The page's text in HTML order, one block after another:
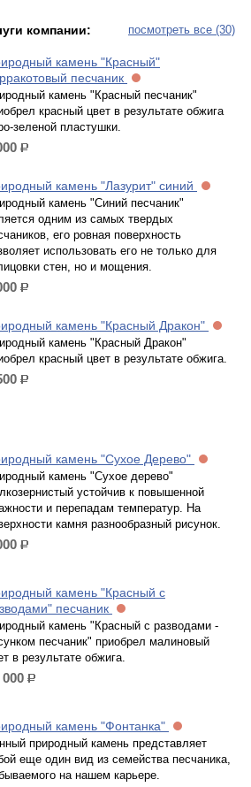
посмотреть все (30)
компании:
камень "Красный"
песчаник
камень "Красный песчаник"
красный цвет в результате обжига
зеленой пластушки.
р.
камень "Лазурит" синий
камень "Синий песчаник"
одним из самых твердых
его ровная поверхность
использовать его не только для
стен, но и мощения.
р.
камень "Красный Дракон"
камень "Красный Дракон"
красный цвет в результате обжига.
р.
камень "Сухое Дерево"
камень "Сухое дерево"
устойчив к повышенной
и перепадам температур. На
камня разнообразный рисунок.
р.
камень "Красный с
песчаник
камень "Красный с разводами -
песчаник" приобрел малиновый
в результате обжига.
000 р.
камень "Фонтанка"
природный камень представляет
еще один вид из семейства песчаника,
на нашем карьере.